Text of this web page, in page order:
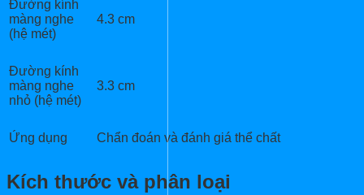
Đường kính
màng nghe
(hệ mét)
4.3 cm
Đường kính
màng nghe
nhỏ (hệ mét)
3.3 cm
Ứng dụng Chẩn đoán và đánh giá thể chất
Kích thước và phân loại